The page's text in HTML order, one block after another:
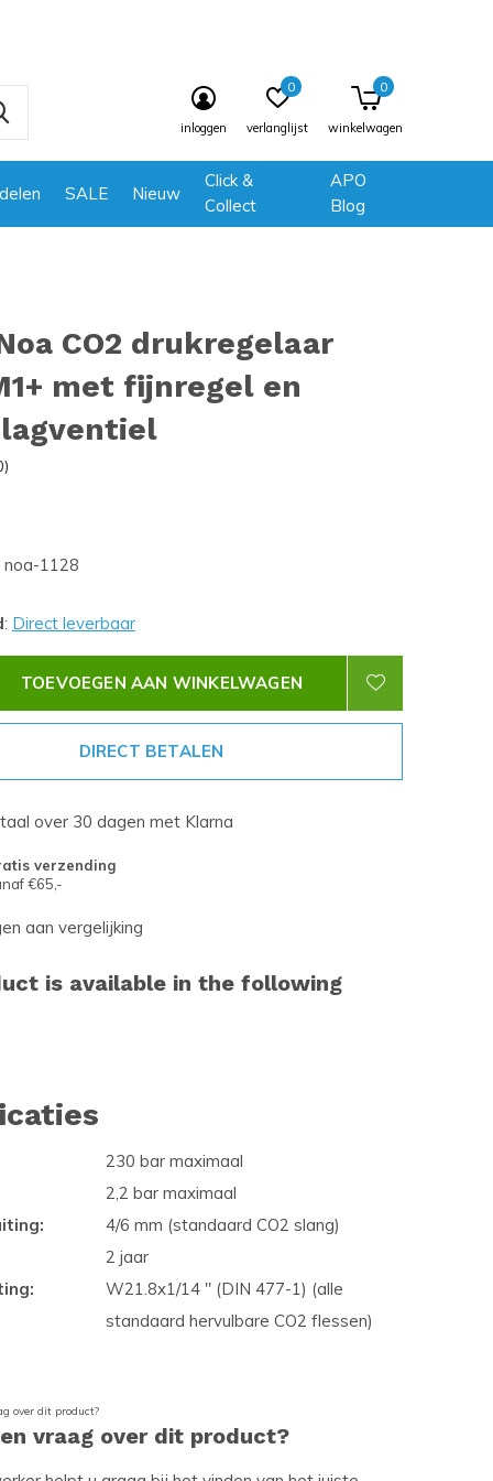
SALE Nieuw
Click &
Collect
APO
Blog
inloggen verlanglijst
0
winkelwagen
0
CO2 drukregelaar
met fijnregel en
noa-1128
: Direct leverbaar
TOEVOEGEN AAN WINKELWAGEN
DIRECT BETALEN
over 30 dagen met Klarna
verzending
€65,-
aan vergelijking
is available in the following
230 bar maximaal
2,2 bar maximaal
4/6 mm (standaard CO2 slang)
2 jaar
W21.8x1/14 " (DIN 477-1) (alle
standaard hervulbare CO2 flessen)
vraag over dit product?